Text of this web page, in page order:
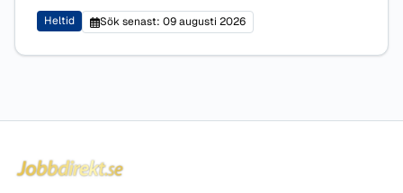
Heltid Sök senast: 09 augusti 2026